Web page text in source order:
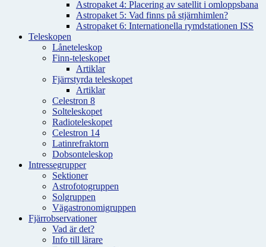
Astropaket 4: Placering av satellit i omloppsbana
Astropaket 5: Vad finns på stjärnhimlen?
Astropaket 6: Internationella rymdstationen ISS
Teleskopen
Låneteleskop
Finn-teleskopet
Artiklar
Fjärrstyrda teleskopet
Artiklar
Celestron 8
Solteleskopet
Radioteleskopet
Celestron 14
Latinrefraktorn
Dobsonteleskop
Intressegrupper
Sektioner
Astrofotogruppen
Solgruppen
Vägastronomigruppen
Fjärrobservationer
Vad är det?
Info till lärare